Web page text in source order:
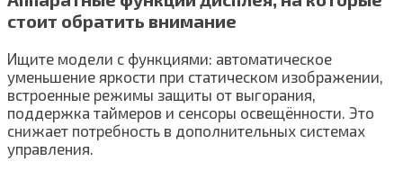
стоит обратить внимание
Ищите модели с функциями: автоматическое
уменьшение яркости при статическом изображении,
встроенные режимы защиты от выгорания,
поддержка таймеров и сенсоры освещённости. Это
снижает потребность в дополнительных системах
управления.